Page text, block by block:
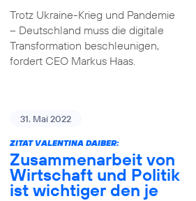
Trotz Ukraine-Krieg und Pandemie
– Deutschland muss die digitale
Transformation beschleunigen,
fordert CEO Markus Haas.
31. Mai 2022
ZITAT VALENTINA DAIBER:
Zusammenarbeit von
Wirtschaft und Politik
ist wichtiger den je